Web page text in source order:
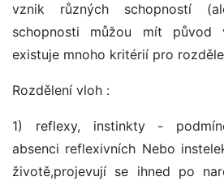
vznik různých schopností
schopnosti můžou mít původ
existuje mnoho kritérií pro
Rozdělení vloh :
1) reflexy, instinkty -
absenci reflexivních Nebo
životě,projevují se ihned po